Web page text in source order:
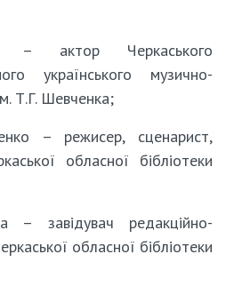
– актор Черкаського
українського музично-
Т.Г. Шевченка;
– режисер, сценарист,
обласної бібліотеки
– завідувач редакційно-
обласної бібліотеки